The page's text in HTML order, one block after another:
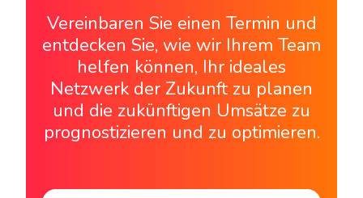
Vereinbaren Sie einen Termin und
entdecken Sie, wie wir Ihrem Team
helfen können, Ihr ideales
Netzwerk der Zukunft zu planen
und die zukünftigen Umsätze zu
prognostizieren und zu optimieren.